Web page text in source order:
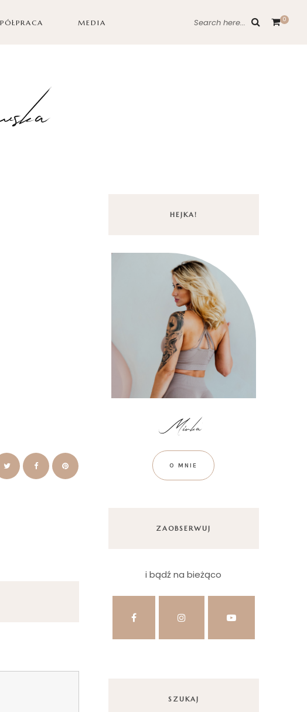
MEDIA Search here... 0
HEJKA!
O MNIE
ZAOBSERWUJ
i bądź na bieżąco
SZUKAJ